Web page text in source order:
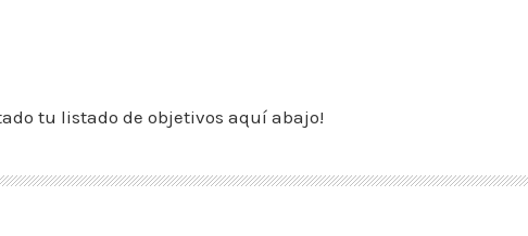
tu listado de objetivos aquí abajo!